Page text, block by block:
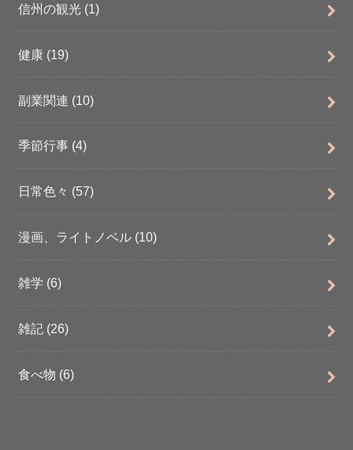
信州の観光 (1)
健康 (19)
副業関連 (10)
季節行事 (4)
日常色々 (57)
漫画、ライトノベル (10)
雑学 (6)
雑記 (26)
食べ物 (6)